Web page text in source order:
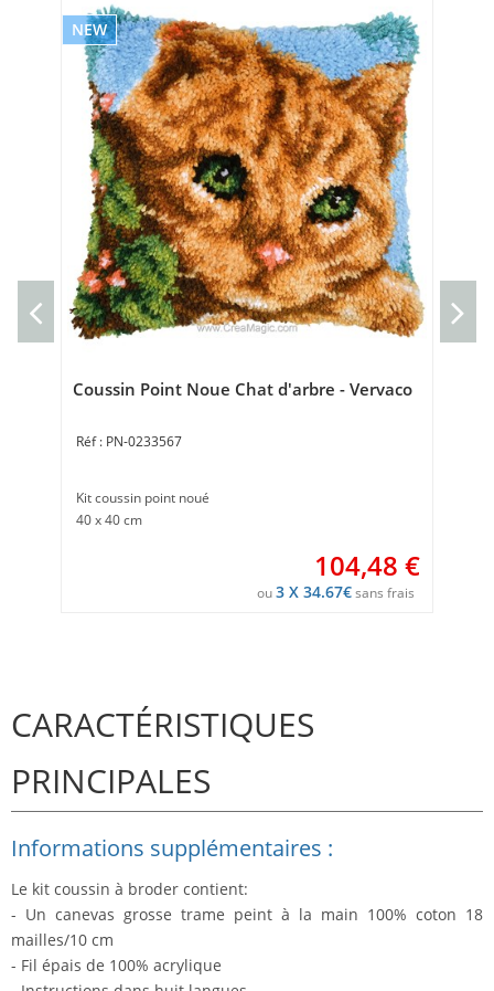
NEW
Coussin Point Noue Chat d'arbre - Vervaco
PN-0233567
Kit coussin point noué
40 x 40 cm
104,48 €
ou3 X 34.67€sans frais
CARACTÉRISTIQUES
PRINCIPALES
Informations supplémentaires :
Le kit coussin à broder contient:
- Un canevas grosse trame peint à la main 100% coton 18
mailles/10 cm
- Fil épais de 100% acrylique